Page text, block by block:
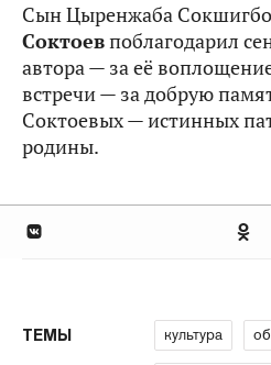
Сын Цыренжаба
Соктоевпоблагодарил
автора — за её
встречи — за добрую
Соктоевых — истинных
родины.
ТЕМЫ культура